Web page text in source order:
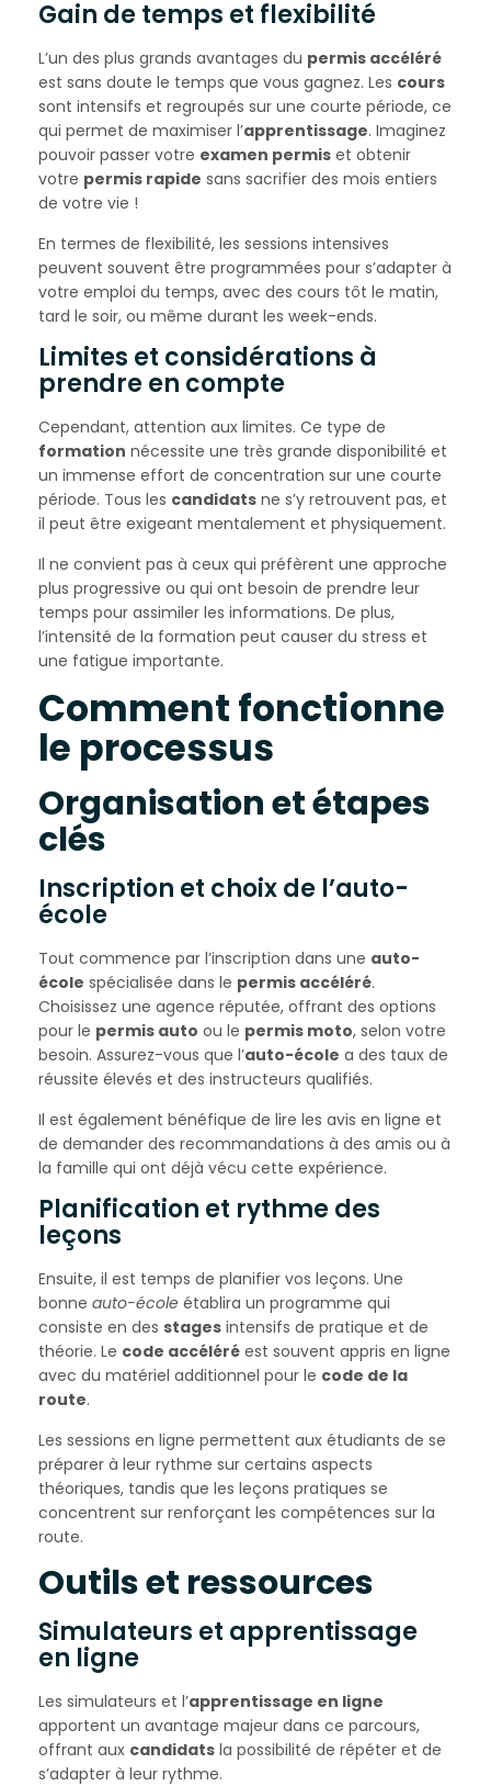
Gain de temps et flexibilité
L’un des plus grands avantages du permis accéléré
est sans doute le temps que vous gagnez. Les cours
sont intensifs et regroupés sur une courte période, ce
qui permet de maximiser l’apprentissage. Imaginez
pouvoir passer votre examen permis et obtenir
votre permis rapide sans sacrifier des mois entiers
de votre vie !
En termes de flexibilité, les sessions intensives
peuvent souvent être programmées pour s’adapter à
votre emploi du temps, avec des cours tôt le matin,
tard le soir, ou même durant les week-ends.
Limites et considérations à
prendre en compte
Cependant, attention aux limites. Ce type de
formation nécessite une très grande disponibilité et
un immense effort de concentration sur une courte
période. Tous les candidats ne s’y retrouvent pas, et
il peut être exigeant mentalement et physiquement.
Il ne convient pas à ceux qui préfèrent une approche
plus progressive ou qui ont besoin de prendre leur
temps pour assimiler les informations. De plus,
l’intensité de la formation peut causer du stress et
une fatigue importante.
Comment fonctionne
le processus
Organisation et étapes
clés
Inscription et choix de l’auto-
école
Tout commence par l’inscription dans une auto-
école spécialisée dans le permis accéléré.
Choisissez une agence réputée, offrant des options
pour le permis auto ou le permis moto, selon votre
besoin. Assurez-vous que l’auto-école a des taux de
réussite élevés et des instructeurs qualifiés.
Il est également bénéfique de lire les avis en ligne et
de demander des recommandations à des amis ou à
la famille qui ont déjà vécu cette expérience.
Planification et rythme des
leçons
Ensuite, il est temps de planifier vos leçons. Une
bonne auto-école établira un programme qui
consiste en des stages intensifs de pratique et de
théorie. Le code accéléré est souvent appris en ligne
avec du matériel additionnel pour le code de la
route.
Les sessions en ligne permettent aux étudiants de se
préparer à leur rythme sur certains aspects
théoriques, tandis que les leçons pratiques se
concentrent sur renforçant les compétences sur la
route.
Outils et ressources
Simulateurs et apprentissage
en ligne
Les simulateurs et l’apprentissage en ligne
apportent un avantage majeur dans ce parcours,
offrant aux candidats la possibilité de répéter et de
s’adapter à leur rythme.